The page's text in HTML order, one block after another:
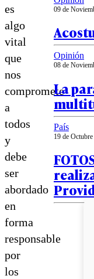
es
algo
vital
que
nos
compromete
a
todos
y
debe
ser
abordado
en
forma
responsable
por
los
09 de
Opinión
08 de
La
País
19 de